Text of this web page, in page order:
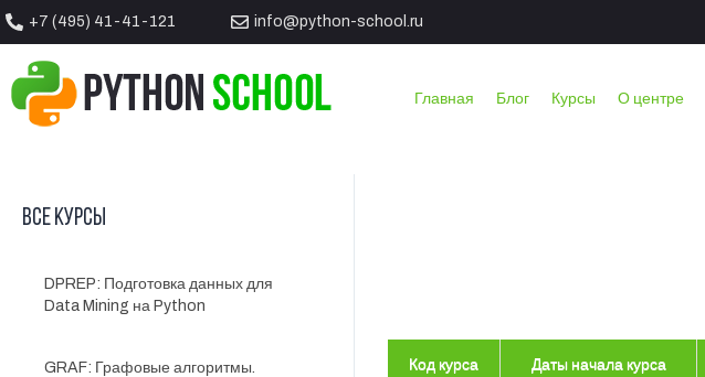
+7 (495) 41-41-121 info@python-school.ru
Главная Блог Курсы О центре
Главная
Все курсы
DPREP: Подготовка данных для
Data Mining на Python
GRAF: Графовые алгоритмы.
Код курса Даты начала курса